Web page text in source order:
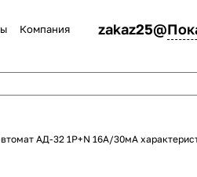
Компания zakaz25@
АД-32 1Р+N 16А/30мА